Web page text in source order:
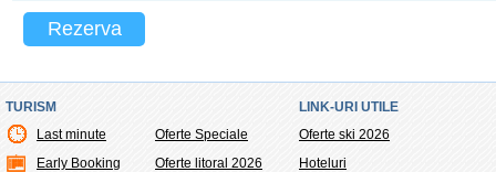
Rezerva
TURISM
Last minute
Early Booking
Oferte Speciale
Oferte litoral 2026
LINK-URI UTILE
Oferte ski 2026
Hoteluri